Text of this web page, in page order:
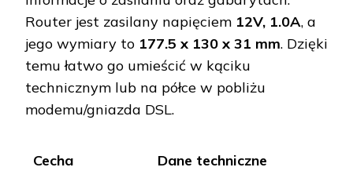
Router jest zasilany napięciem 12V, 1.0A, a
jego wymiary to 177.5 x 130 x 31 mm. Dzięki
temu łatwo go umieścić w kąciku
technicznym lub na półce w pobliżu
modemu/gniazda DSL.
Cecha Dane techniczne